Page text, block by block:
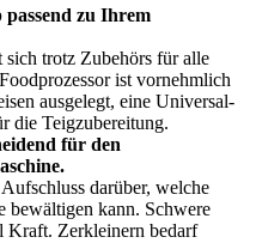
passend zu Ihrem
trotz Zubehörs für alle
ist vornehmlich
ausgelegt, eine Universal-
die Teigzubereitung.
für den
darüber, welche
bewältigen kann. Schwere
Kraft. Zerkleinern bedarf